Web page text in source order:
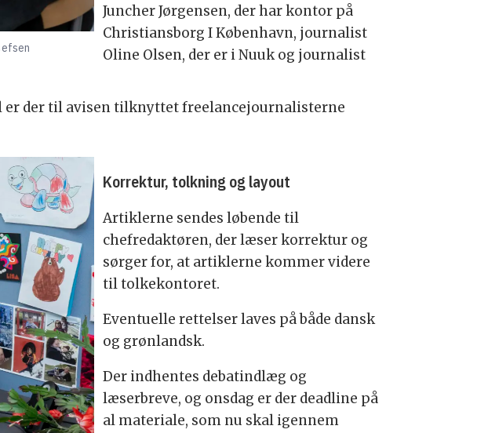
Juncher Jørgensen, der har kontor på
Christiansborg I København, journalist
Oline Olsen, der er i Nuuk og journalist
er der til avisen tilknyttet freelancejournalisterne
Korrektur, tolkning og layout
Artiklerne sendes løbende til
chefredaktøren, der læser korrektur og
sørger for, at artiklerne kommer videre
til tolkekontoret.
Eventuelle rettelser laves på både dansk
og grønlandsk.
Der indhentes debatindlæg og
læserbreve, og onsdag er der deadline på
al materiale, som nu skal igennem